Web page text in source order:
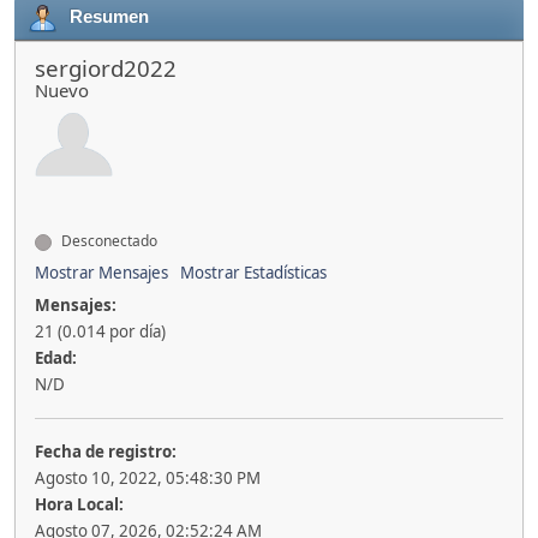
Resumen
sergiord2022
Nuevo
Desconectado
Mostrar Mensajes
Mostrar Estadísticas
Mensajes:
21 (0.014 por día)
Edad:
N/D
Fecha de registro:
Agosto 10, 2022, 05:48:30 PM
Hora Local:
Agosto 07, 2026, 02:52:24 AM